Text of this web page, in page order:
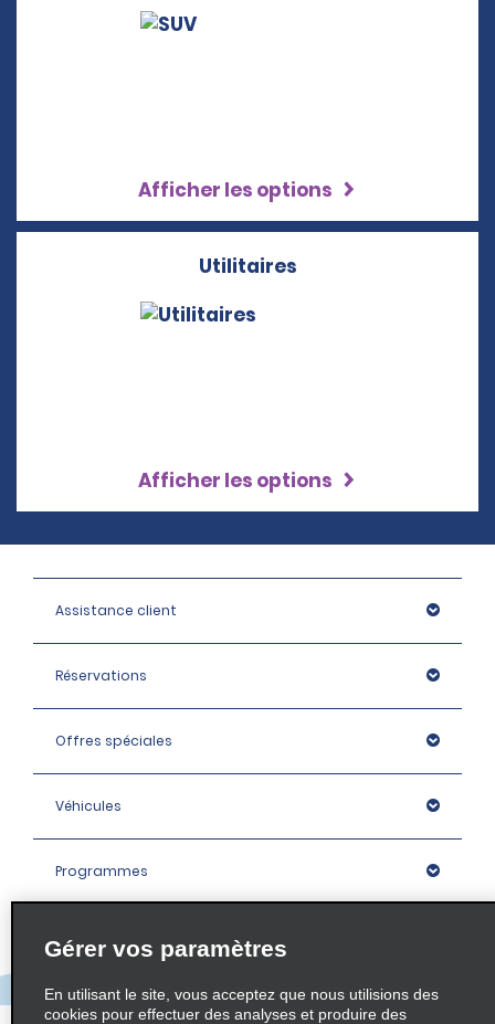
Afficher les options
Utilitaires
Afficher les options
Assistance client
Réservations
Offres spéciales
Véhicules
Programmes
Entreprise
Agences
Gérer vos paramètres
En utilisant le site, vous acceptez que nous utilisions des
cookies pour effectuer des analyses et produire des